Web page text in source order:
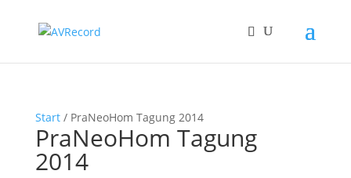
Start/ PraNeoHom Tagung 2014
PraNeoHom Tagung
2014